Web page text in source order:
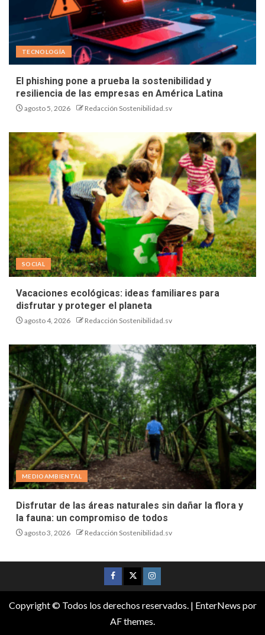
TECNOLOGÍA
El phishing pone a prueba la sostenibilidad y
resiliencia de las empresas en América Latina
agosto 5, 2026 Redacción Sostenibilidad.sv
SOCIAL
Vacaciones ecológicas: ideas familiares para
disfrutar y proteger el planeta
agosto 4, 2026 Redacción Sostenibilidad.sv
MEDIOAMBIENTAL
Disfrutar de las áreas naturales sin dañar la flora y
la fauna: un compromiso de todos
agosto 3, 2026 Redacción Sostenibilidad.sv
Copyright © Todos los derechos reservados. | EnterNews por
AF themes.